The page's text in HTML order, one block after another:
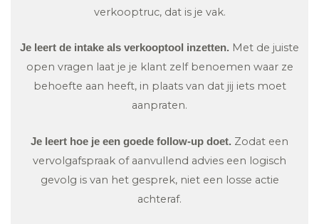
verkooptruc, dat is je vak.
Je leert de intake als verkooptool inzetten. Met de juiste
open vragen laat je je klant zelf benoemen waar ze
behoefte aan heeft, in plaats van dat jij iets moet
aanpraten.
Je leert hoe je een goede follow-up doet. Zodat een
vervolgafspraak of aanvullend advies een logisch
gevolg is van het gesprek, niet een losse actie
achteraf.